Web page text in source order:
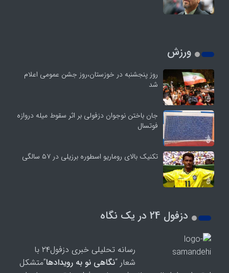
ورزش
روز پنجشنبه در خوزستان،روز جشن عمومی اعلام
شد
جان باختن نوجوان دزفولی بر اثر سقوط میله دروازه
فوتسال
تکنیک بالای روماریو اسطوره برزیلی در ۵۷ سالگی
دزفول 24 در یک نگاه
رسانه تحلیلی خبری دزفول۲۴ با
شعار “نگاهی نو به رویدادها”متشکل